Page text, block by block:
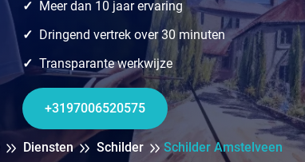
Meer dan 10 jaar ervaring
Dringend vertrek over 30 minuten
Transparante werkwijze
+3197006520575
Diensten Schilder Schilder Amstelveen